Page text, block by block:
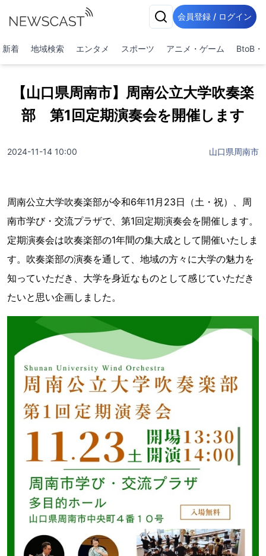
会員登録 / ログイン
新着 地域検索 エンタメ スポーツ アニメ・ゲーム BtoB・
【山口県周南市】周南公立大学吹奏楽
部 第1回定期演奏会を開催します
2024-11-14 10:00 山口県周南市
周南公立大学吹奏楽部が令和6年11月23日（土・祝）、周
南市学び・交流プラザで、第1回定期演奏会を開催します。
定期演奏会は吹奏楽部の1年間の集大成として開催いたしま
す。吹奏楽部の演奏を通して、地域の方々に大学の魅力を
知っていただき、大学を身近なものとして感じていただき
たいと思い企画しました。